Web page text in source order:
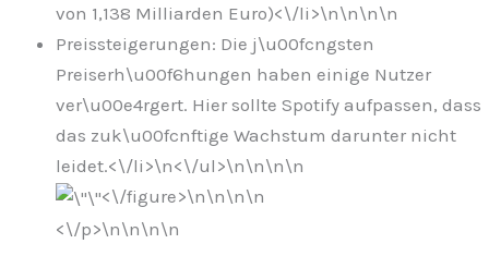
von 1,138 Milliarden Euro)<\/li>\n\n\n\n
Preissteigerungen: Die j\u00fcngsten
Preiserh\u00f6hungen haben einige Nutzer
ver\u00e4rgert. Hier sollte Spotify aufpassen, dass
das zuk\u00fcnftige Wachstum darunter nicht
leidet.<\/li>\n<\/ul>\n\n\n\n
<\/figure>\n\n\n\n
<\/p>\n\n\n\n